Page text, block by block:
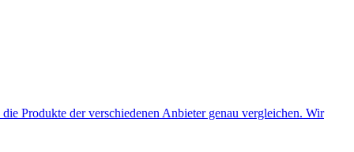
Produkte der verschiedenen Anbieter genau vergleichen. Wir